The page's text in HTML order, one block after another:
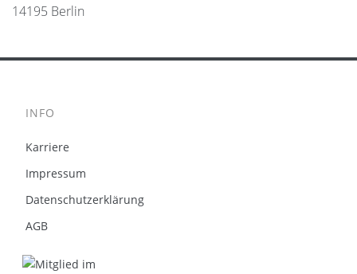
14195 Berlin
INFO
Karriere
Impressum
Datenschutzerklärung
AGB